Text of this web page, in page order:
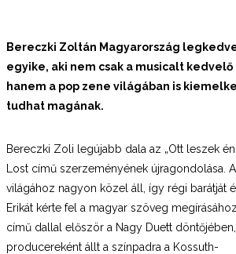
Bereczki Zoltán Magyarország
egyike, aki nem csak a musicalt
hanem a pop zene világában is
tudhat magának.
Bereczki Zoli legújabb dala az „Ott leszek
Lost című szerzeményének újragondolása.
világához nagyon közel áll, így régi barátját
Erikát kérte fel a magyar szöveg
című dallal először a Nagy Duett
producereként állt a színpadra a Kossuth-